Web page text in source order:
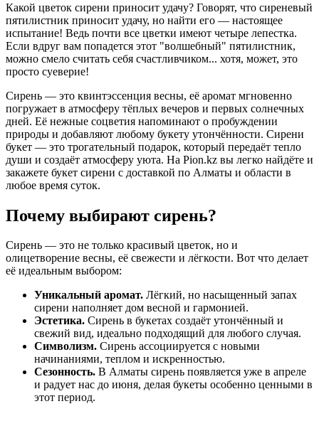
Какой цветок сирени приносит удачу? Говорят, что сиреневый
пятилистник приносит удачу, но найти его — настоящее
испытание! Ведь почти все цветки имеют четыре лепестка.
Если вдруг вам попадется этот "волшебный" пятилистник,
можно смело считать себя счастливчиком... хотя, может, это
просто суеверие!
Сирень — это квинтэссенция весны, её аромат мгновенно
погружает в атмосферу тёплых вечеров и первых солнечных
дней. Её нежные соцветия напоминают о пробуждении
природы и добавляют любому букету утончённости. Сирени
букет — это трогательный подарок, который передаёт тепло
души и создаёт атмосферу уюта. На Pion.kz вы легко найдёте и
закажете букет сирени с доставкой по Алматы и области в
любое время суток.
Почему выбирают сирень?
Сирень — это не только красивый цветок, но и
олицетворение весны, её свежести и лёгкости. Вот что делает
её идеальным выбором:
Уникальный аромат. Лёгкий, но насыщенный запах
сирени наполняет дом весной и гармонией.
Эстетика. Сирень в букетах создаёт утончённый и
свежий вид, идеально подходящий для любого случая.
Символизм. Сирень ассоциируется с новыми
начинаниями, теплом и искренностью.
Сезонность. В Алматы сирень появляется уже в апреле
и радует нас до июня, делая букеты особенно ценными в
этот период.